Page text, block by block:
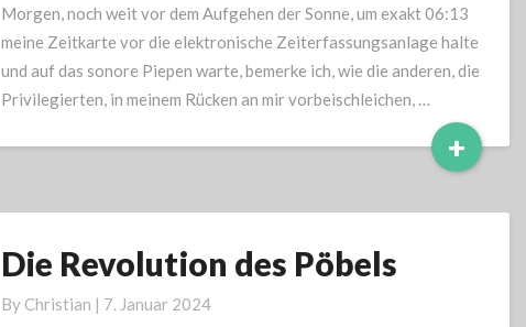
Morgen, noch weit vor dem Aufgehen der Sonne, um exakt 06:13
meine Zeitkarte vor die elektronische Zeiterfassungsanlage halte
und auf das sonore Piepen warte, bemerke ich, wie die anderen, die
Privilegierten, in meinem Rücken an mir vorbeischleichen, …
+Read
More
Die
des
Die Revolution des Pöbels
By Christian | 7. Januar 2024